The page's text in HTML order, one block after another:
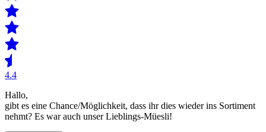
4.4
Hallo,
gibt es eine Chance/Möglichkeit, dass ihr dies wieder ins Sortiment
nehmt? Es war auch unser Lieblings-Müesli!